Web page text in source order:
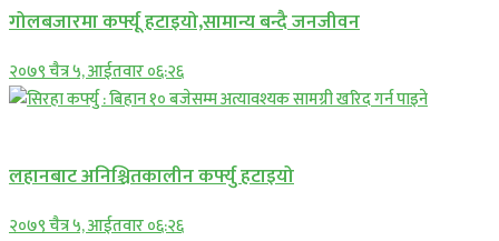
गोलबजारमा कर्फ्यू हटाइयो,सामान्य बन्दै जनजीवन
२०७९ चैत्र ५, आईतवार ०६:२६
लहानबाट अनिश्चितकालीन कर्फ्यु हटाइयो
२०७९ चैत्र ५, आईतवार ०६:२६